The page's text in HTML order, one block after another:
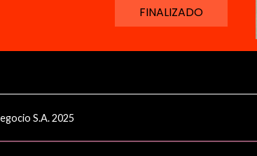
FINALIZADO
S.A. 2025